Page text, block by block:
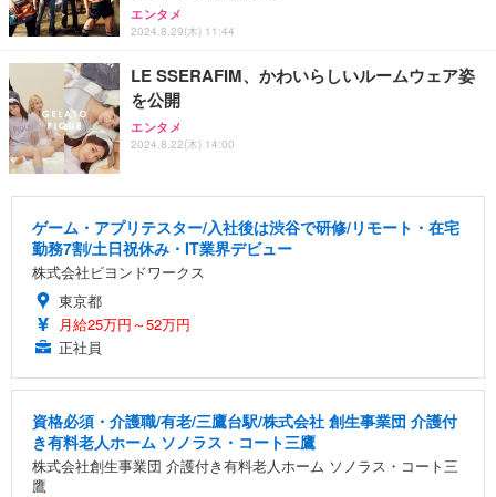
エンタメ
2024.8.29(木) 11:44
LE SSERAFIM、かわいらしいルームウェア姿
を公開
エンタメ
2024.8.22(木) 14:00
ゲーム・アプリテスター/入社後は渋谷で研修/リモート・在宅
勤務7割/土日祝休み・IT業界デビュー
株式会社ビヨンドワークス
東京都
月給25万円～52万円
正社員
資格必須・介護職/有老/三鷹台駅/株式会社 創生事業団 介護付
き有料老人ホーム ソノラス・コート三鷹
株式会社創生事業団 介護付き有料老人ホーム ソノラス・コート三
鷹